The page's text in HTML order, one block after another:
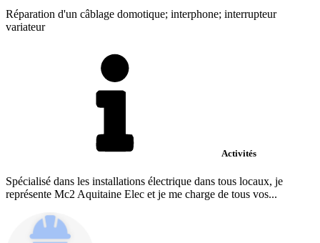
Réparation d'un câblage domotique; interphone; interrupteur
variateur
Activités
Spécialisé dans les installations électrique dans tous locaux, je
représente Mc2 Aquitaine Elec et je me charge de tous vos...